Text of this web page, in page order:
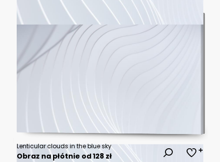
Lenticular clouds in the blue sky
Obraz na płótnie od 128 zł